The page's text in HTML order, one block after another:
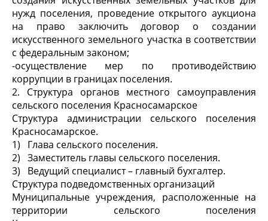
нужд поселения, проведение открытого аукциона
на право заключить договор о создании
искусственного земельного участка в соответствии
с федеральным законом;
-осуществление мер по противодействию
коррупции в границах поселения.
2. Структура органов местного самоуправления
сельского поселения Красносамарское
Структура администрации сельского поселения
Красносамарское.
1)
Глава сельского поселения.
2) Заместитель главы сельского поселения.
3)
Ведущий специалист – главный бухгалтер.
Структура подведомственных организаций
Муниципальные учреждения, расположенные на
территории сельского поселения